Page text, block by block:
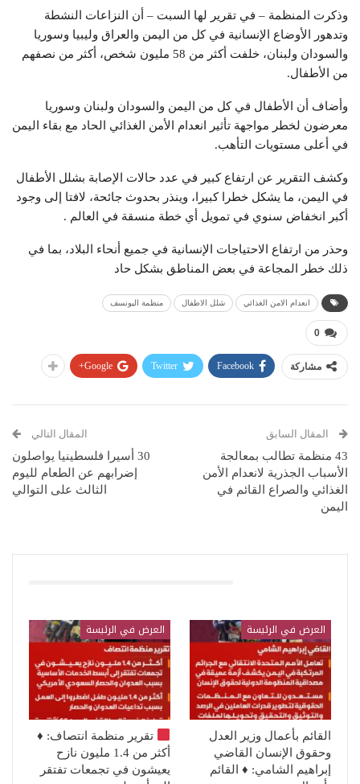
وذكرت المنظمة – في تقرير لها السبت – أن النزاعات النشطة
وتدهور الأوضاع الإنسانية في كل من اليمن والعراق وليبيا وسوريا
والسودان ولبنان، خلفت أكثر من 58 مليون شخص، أكثر من نصفهم
من الأطفال.
وأضاف أن الأطفال في كل من اليمن والسودان ولبنان وسوريا
معرضون لخطر مواجهة تأثير انعدام الأمن الغذائي الحاد مع بقاء اليمن
في أعلى مستويات التأهب.
وكشف التقرير عن ارتفاع كبير في عدد حالات الإصابة بشلل الأطفال
في اليمن، ما يشكل خطرا كبيرا، وينذر بحدوث جائحة، لافتا إلى وجود
أكبر انخفاض سنوي في تمويل أي خطة منسقة في العالم .
وحذر من ارتفاع الاحتياجات الإنسانية في جميع أنحاء البلاد، بما في
ذلك خطر المجاعة في بعض المناطق بشكل حاد
انعدام الامن الغذائي شلل الاطفال منظمة اليونسف
0
مشاركة Facebook
Twitter
Google+
المقال السابق
43 منظمة تطالب بمعالجة
الأسباب الجذرية لانعدام الأمن
الغذائي والصراع القائم في
اليمن
المقال التالي
30 أسيرا فلسطينيا يواصلون
إضرابهم عن الطعام لليوم
الثالث على التوالي
العرض في الرئيسة
القائم بأعمال وزير العدل
وحقوق الإنسان القاضي
إبراهيم الشامي: ♦️ القائم
العرض في الرئيسة
تقرير منظمة انتصاف: ♦️
أكثر من 1.4 مليون نازح
يعيشون في تجمعات تفتقر